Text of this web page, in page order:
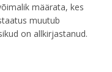
määrata, kes
muutub
on allkirjastanud.